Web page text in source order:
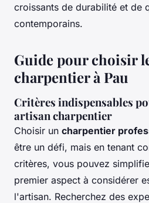
croissants de durabilité et de
contemporains.
Guide pour choisir
charpentier à Pau
Critères indispensables
artisan charpentier
Choisir un charpentier
être un défi, mais en tenant
critères, vous pouvez
premier aspect à considérer
l'artisan. Recherchez des